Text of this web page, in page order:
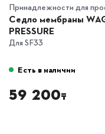
Принадлежности для
Седло мембраны
PRESSURE
Для SF33
Есть в наличии
59 200₸